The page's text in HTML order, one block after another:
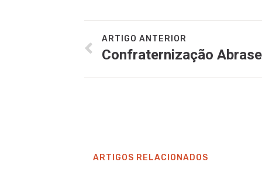
ARTIGO ANTERIOR
Confraternização
ARTIGOS RELACIONADOS